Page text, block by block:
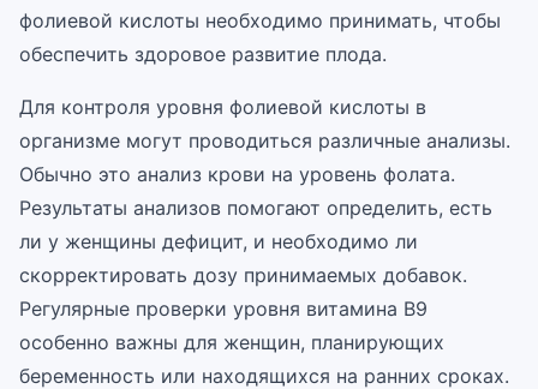
фолиевой кислоты необходимо принимать, чтобы
обеспечить здоровое развитие плода.
Для контроля уровня фолиевой кислоты в
организме могут проводиться различные анализы.
Обычно это анализ крови на уровень фолата.
Результаты анализов помогают определить, есть
ли у женщины дефицит, и необходимо ли
скорректировать дозу принимаемых добавок.
Регулярные проверки уровня витамина B9
особенно важны для женщин, планирующих
беременность или находящихся на ранних сроках.